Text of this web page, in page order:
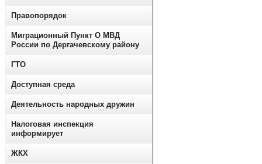
Правопорядок
Миграционный Пункт О МВД
России по Дергачевскому району
ГТО
Доступная среда
Деятельность народных дружин
Налоговая инспекция
информирует
ЖКХ